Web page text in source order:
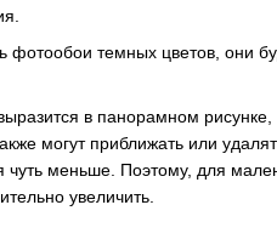
темных цветов, они
в панорамном
могут приближать или
чуть меньше. Поэтому, для
увеличить.